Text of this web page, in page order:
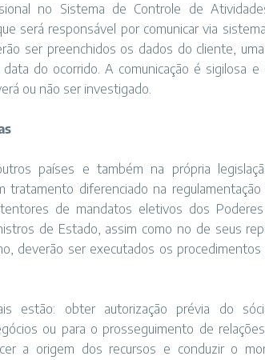
no Sistema de Controle de Atividades
será responsável por comunicar via
ser preenchidos os dados do cliente,
do ocorrido. A comunicação é sigilosa e
ou não ser investigado.
países e também na própria
tratamento diferenciado na
de mandatos eletivos dos
de Estado, assim como no de seus
deverão ser executados os
estão: obter autorização prévia do
ou para o prosseguimento de
a origem dos recursos e conduzir o